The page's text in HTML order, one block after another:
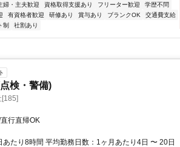
婦・主夫歓迎 資格取得支援あり フリーター歓迎
学歴不問
有資格者歓迎 研修あり 賞与あり ブランクOK
交通費支給
制 社割あり
検・警備)
行直帰OK
たり8時間 平均勤務日数：1ヶ月あたり4日 〜 20日